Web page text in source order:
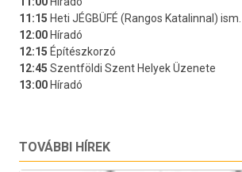
TOVÁBBI HÍREK